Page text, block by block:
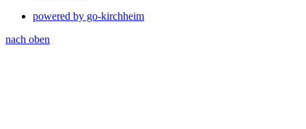
powered by go-kirchheim
nach oben